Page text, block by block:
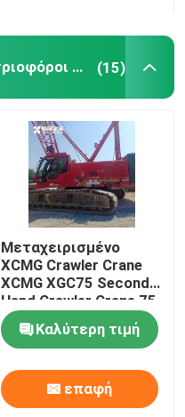
Μεταχειρισμένοι ερπυστριοφόροι γερανοί (15)
Μεταχειρισμένο
XCMG Crawler Crane
XCMG XGC75 Second
Hand Crawler Crane 75
Ton
Καλύτερη τιμή
επαφή